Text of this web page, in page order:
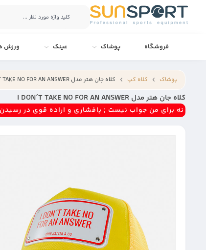
فروشگاه پوشاک عینک ورزش
پوشاک کلاه کپ کلاه جان هتر مدل I DON´T TAKE NO FOR AN ANSWER
کلاه جان هتر مدل I DON´T TAKE NO FOR AN ANSWER
نه برای من جواب نیست ; پافشاری و اراده قوی در